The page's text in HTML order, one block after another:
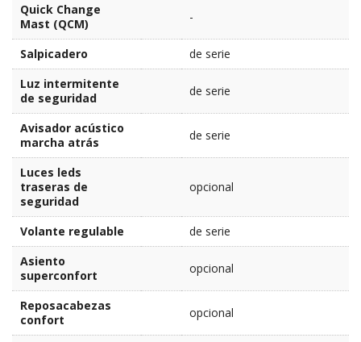
Quick Change
Mast (QCM)
-
Salpicadero
de serie
Luz intermitente
de seguridad
de serie
Avisador acústico
marcha atrás
de serie
Luces leds
traseras de
seguridad
opcional
Volante regulable
de serie
Asiento
superconfort
opcional
Reposacabezas
confort
opcional